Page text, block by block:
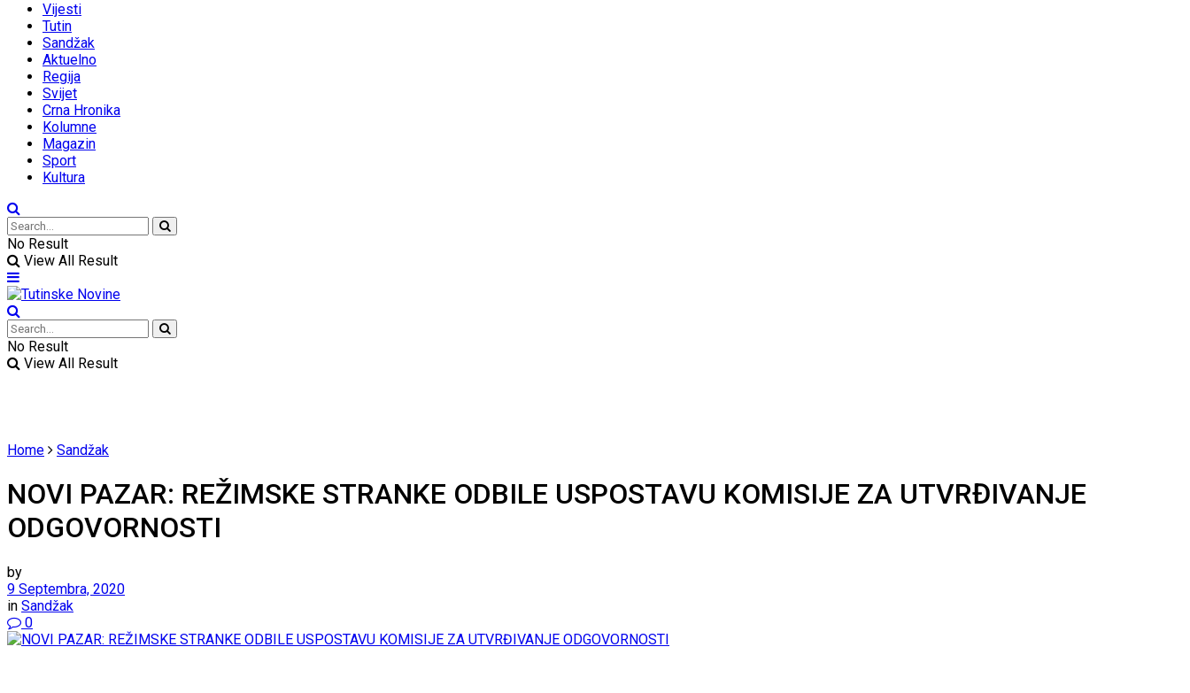
Vijesti
Tutin
Sandžak
Aktuelno
Regija
Svijet
Crna Hronika
Kolumne
Magazin
Sport
Kultura
No Result
View All Result
No Result
View All Result
Home Sandžak
NOVI PAZAR: REŽIMSKE STRANKE ODBILE USPOSTAVU KOMISIJE ZA UTVRĐIVANJE
ODGOVORNOSTI
by
9 Septembra, 2020
in Sandžak
0